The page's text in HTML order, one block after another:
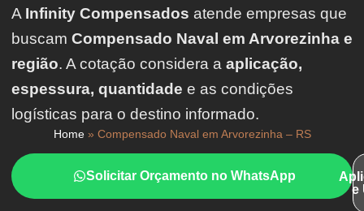
A Infinity Compensados atende empresas que
buscam Compensado Naval em Arvorezinha e
região. A cotação considera a aplicação,
espessura, quantidade e as condições
logísticas para o destino informado.
Home» Compensado Naval em Arvorezinha – RS
Solicitar Orçamento no WhatsApp
e